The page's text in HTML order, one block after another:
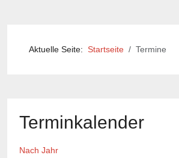
Aktuelle Seite: Startseite Termine
Terminkalender
Nach Jahr